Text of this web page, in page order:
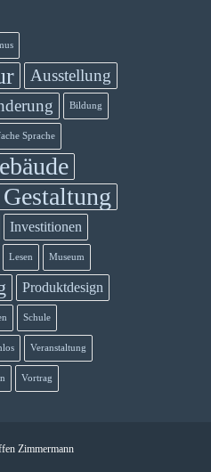
Ausstellung
Bildung
Sprache
Gestaltung
Investitionen
Lesen Museum
Produktdesign
Schule
Veranstaltung
Vortrag
Zimmermann